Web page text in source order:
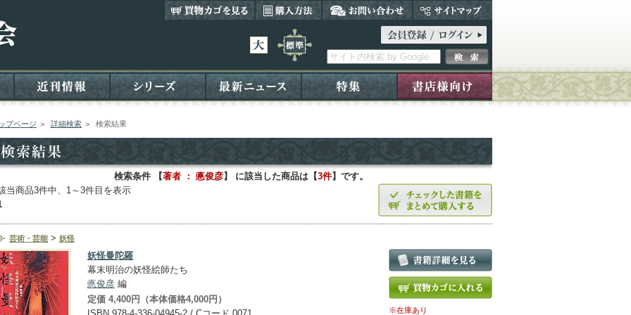
プページ ＞ 詳細検索 ＞ 検索結果
検索条件 【著者 ： 悳俊彦】 に該当した商品は【3件】です。
当商品3件中、1～3件目を表示
芸術・芸能 > 妖怪
妖怪曼陀羅
幕末明治の妖怪絵師たち
悳俊彦 編
定価 4,400円（本体価格4,000円）
※在庫あり